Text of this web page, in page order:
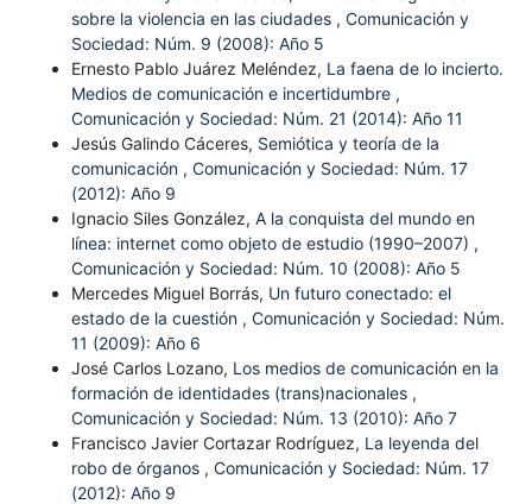
sobre la violencia en las ciudades , Comunicación y
Sociedad: Núm. 9 (2008): Año 5
Ernesto Pablo Juárez Meléndez, La faena de lo incierto.
Medios de comunicación e incertidumbre ,
Comunicación y Sociedad: Núm. 21 (2014): Año 11
Jesús Galindo Cáceres, Semiótica y teoría de la
comunicación , Comunicación y Sociedad: Núm. 17
(2012): Año 9
Ignacio Siles González, A la conquista del mundo en
línea: internet como objeto de estudio (1990–2007) ,
Comunicación y Sociedad: Núm. 10 (2008): Año 5
Mercedes Miguel Borrás, Un futuro conectado: el
estado de la cuestión , Comunicación y Sociedad: Núm.
11 (2009): Año 6
José Carlos Lozano, Los medios de comunicación en la
formación de identidades (trans)nacionales ,
Comunicación y Sociedad: Núm. 13 (2010): Año 7
Francisco Javier Cortazar Rodríguez, La leyenda del
robo de órganos , Comunicación y Sociedad: Núm. 17
(2012): Año 9